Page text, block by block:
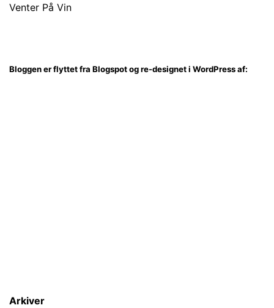
Venter På Vin
Bloggen er flyttet fra Blogspot og re-designet i WordPress af:
Arkiver